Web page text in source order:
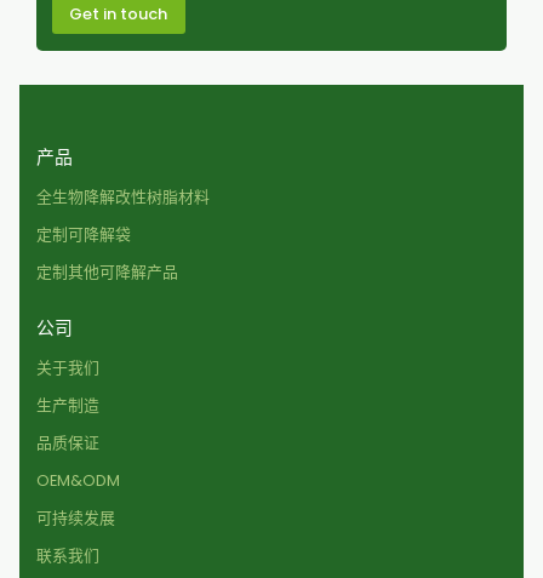
Get in touch
产品
全生物降解改性树脂材料
定制可降解袋
定制其他可降解产品
公司
关于我们
生产制造
品质保证
OEM&ODM
可持续发展
联系我们